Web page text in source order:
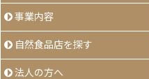
事業内容
自然食品店を探す
法人の方へ